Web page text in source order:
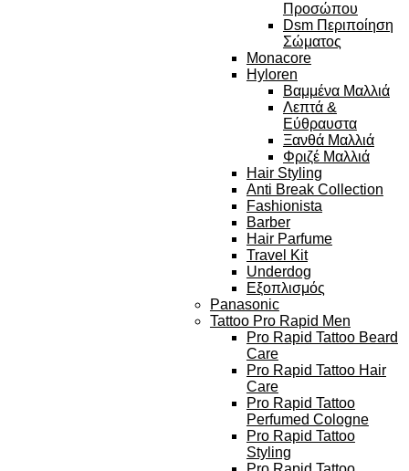
Προσώπου
Dsm Περιποίηση
Σώματος
Monacore
Hyloren
Βαμμένα Μαλλιά
Λεπτά &
Εύθραυστα
Ξανθά Μαλλιά
Φριζέ Μαλλιά
Hair Styling
Anti Break Collection
Fashionista
Barber
Hair Parfume
Travel Kit
Underdog
Εξοπλισμός
Panasonic
Tattoo Pro Rapid Men
Pro Rapid Tattoo Beard
Care
Pro Rapid Tattoo Hair
Care
Pro Rapid Tattoo
Perfumed Cologne
Pro Rapid Tattoo
Styling